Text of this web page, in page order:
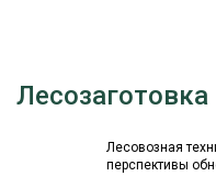
Лесозаготовка
Лесовозная
перспективы